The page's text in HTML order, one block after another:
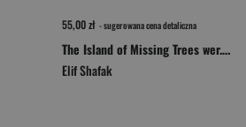
55,00 zł - sugerowana cena detaliczna
The Island of Missing Trees wer. angielska
Elif Shafak